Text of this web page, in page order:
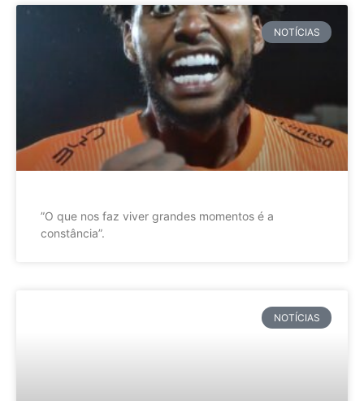
NOTÍCIAS
”O que nos faz viver grandes momentos é a
constância”.
NOTÍCIAS